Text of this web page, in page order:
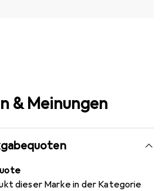
& Meinungen
dieser Marke in der Kategorie